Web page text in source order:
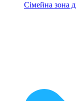
Сімейна зона